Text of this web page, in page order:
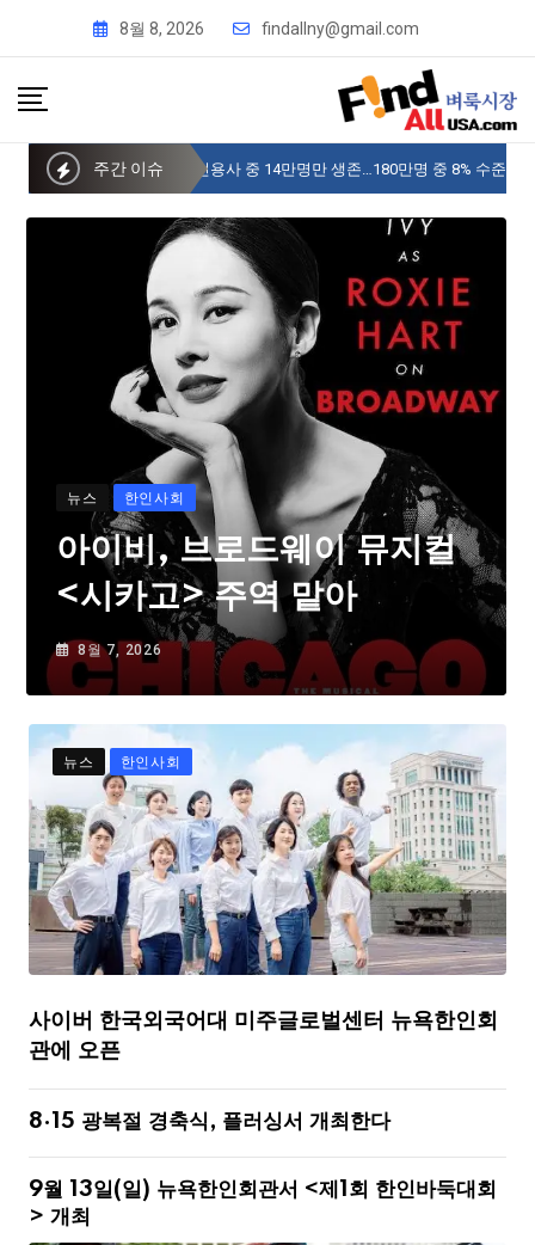
8월 8, 2026 findallny@gmail.com
주간 이슈 사이버 한국외국어대 미주글로벌센터 뉴욕
뉴스 한인사회
아이비, 브로드웨이 뮤지컬
<시카고> 주역 맡아
8월 7, 2026
뉴스 한인사회
사이버 한국외국어대 미주글로벌센터 뉴욕한인회
관에 오픈
8·15 광복절 경축식, 플러싱서 개최한다
9월 13일(일) 뉴욕한인회관서 <제1회 한인바둑대회
> 개최